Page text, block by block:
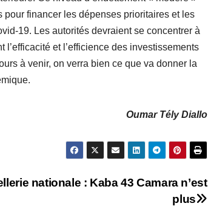
pour financer les dépenses prioritaires et les
19. Les autorités devraient se concentrer à
l’efficacité et l’efficience des investissements
à venir, on verra bien ce que va donner la
Oumar Tély Diallo
nationale : Kaba 43 Camara n’est
plus